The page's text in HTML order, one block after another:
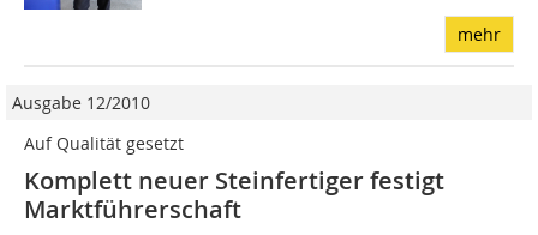
mehr
Ausgabe 12/2010
Auf Qualität gesetzt
Komplett neuer Steinfertiger festigt
Marktführerschaft